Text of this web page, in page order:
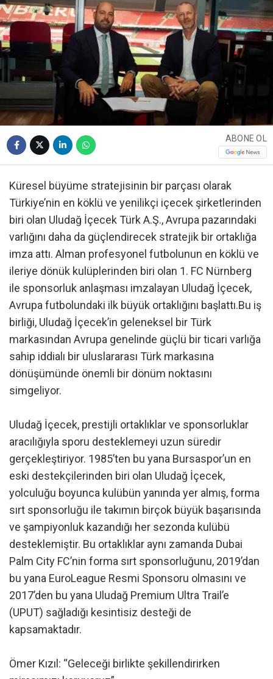
ABONE OL
Küresel büyüme stratejisinin bir parçası olarak
Türkiye’nin en köklü ve yenilikçi içecek şirketlerinden
biri olan Uludağ İçecek Türk A.Ş., Avrupa pazarındaki
varlığını daha da güçlendirecek stratejik bir ortaklığa
imza attı. Alman profesyonel futbolunun en köklü ve
ileriye dönük kulüplerinden biri olan 1. FC Nürnberg
ile sponsorluk anlaşması imzalayan Uludağ İçecek,
Avrupa futbolundaki ilk büyük ortaklığını başlattı.Bu iş
birliği, Uludağ İçecek’in geleneksel bir Türk
markasından Avrupa genelinde güçlü bir ticari varlığa
sahip iddialı bir uluslararası Türk markasına
dönüşümünde önemli bir dönüm noktasını
simgeliyor.
Uludağ İçecek, prestijli ortaklıklar ve sponsorluklar
aracılığıyla sporu desteklemeyi uzun süredir
gerçekleştiriyor. 1985’ten bu yana Bursaspor’un en
eski destekçilerinden biri olan Uludağ İçecek,
yolculuğu boyunca kulübün yanında yer almış, forma
sırt sponsorluğu ile takımın birçok büyük başarısında
ve şampiyonluk kazandığı her sezonda kulübü
desteklemiştir. Bu ortaklıklar aynı zamanda Dubai
Palm City FC’nin forma sırt sponsorluğunu, 2019’dan
bu yana EuroLeague Resmi Sponsoru olmasını ve
2017’den bu yana Uludağ Premium Ultra Trail’e
(UPUT) sağladığı kesintisiz desteği de
kapsamaktadır.
Ömer Kızıl: “Geleceği birlikte şekillendirirken